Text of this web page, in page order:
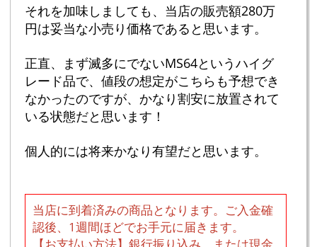
それを加味しましても、当店の販売額280万
円は妥当な小売り価格であると思います。
正直、まず滅多にでないMS64というハイグ
レード品で、値段の想定がこちらも予想でき
なかったのですが、かなり割安に放置されて
いる状態だと思います！
個人的には将来かなり有望だと思います。
当店に到着済みの商品となります。ご入金確
認後、1週間ほどでお手元に届きます。
【お支払い方法】銀行振り込み、または現金